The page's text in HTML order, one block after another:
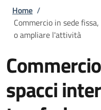
Briciole di
Home /
Commercio in sede
o ampliare l'attività
spacci